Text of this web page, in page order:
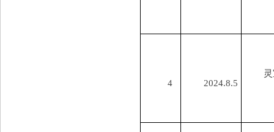
4 2024.8.5